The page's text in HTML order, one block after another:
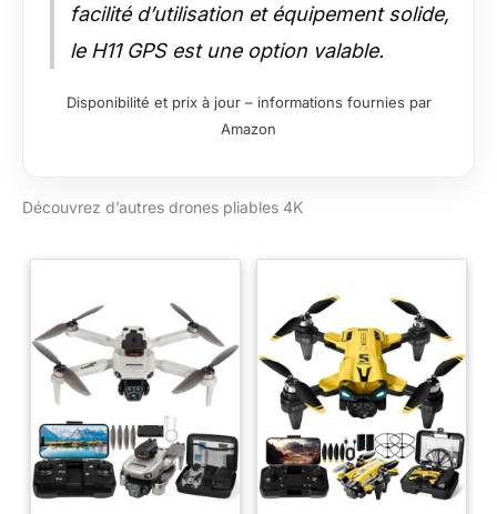
facilité d’utilisation et équipement solide,
le H11 GPS est une option valable.
Disponibilité et prix à jour – informations fournies par
Amazon
Découvrez d’autres drones pliables 4K